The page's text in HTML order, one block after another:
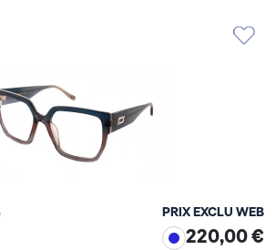
PRIX EXCLU WEB
220,00 €